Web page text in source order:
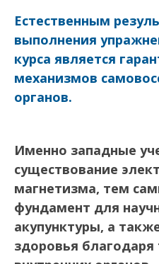
Естественным
выполнения
курса является
механизмов
органов.
Именно западные
существование
магнетизма, тем
фундамент для
акупунктуры, а
здоровья